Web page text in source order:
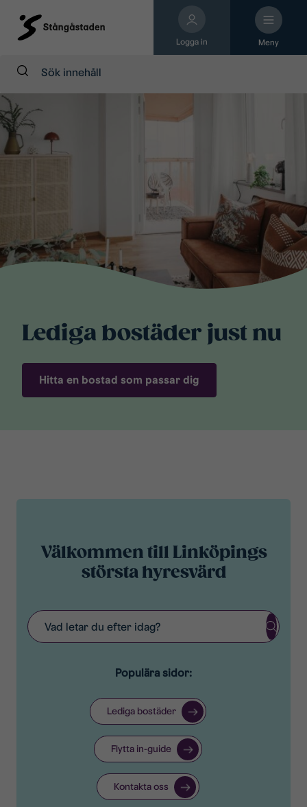
Logga in Meny
Sök:
Lediga bostäder just nu
Hitta en bostad som passar dig
Välkommen till Linköpings
största hyresvärd
Sök:
Populära sidor:
Lediga bostäder
Flytta in-guide
Kontakta oss